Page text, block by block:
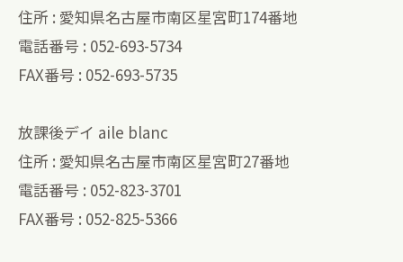
住所 : 愛知県名古屋市南区星宮町174番地
電話番号 : 052-693-5734
FAX番号 : 052-693-5735
放課後デイ aile blanc
住所 : 愛知県名古屋市南区星宮町27番地
電話番号 : 052-823-3701
FAX番号 : 052-825-5366